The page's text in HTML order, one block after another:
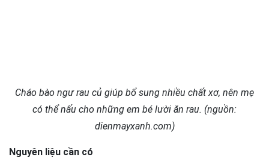
Cháo bào ngư rau củ giúp bổ sung nhiều chất xơ, nên mẹ
có thể nấu cho những em bé lười ăn rau. (nguồn:
dienmayxanh.com)
Nguyên liệu cần có